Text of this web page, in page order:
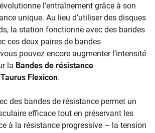
l’entraînement grâce à son
unique. Au lieu d’utiliser des disques
la station fonctionne avec des bandes
ces deux paires de bandes
pouvez encore augmenter l’intensité
la Bandes de résistance
Flexicon.
des bandes de résistance permet un
efficace tout en préservant les
à la résistance progressive – la tension